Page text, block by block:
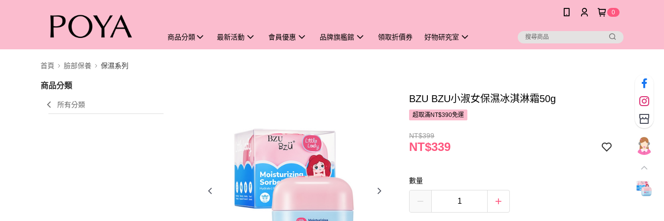
0
商品分類 最新活動 會員優惠 品牌旗艦館 領取折價券 好物研究室
首頁 臉部保養 保濕系列
商品分類
所有分類
BZU BZU小淑女保濕冰淇淋霜50g
超取滿NT$390免運
NT$399
NT$339
數量